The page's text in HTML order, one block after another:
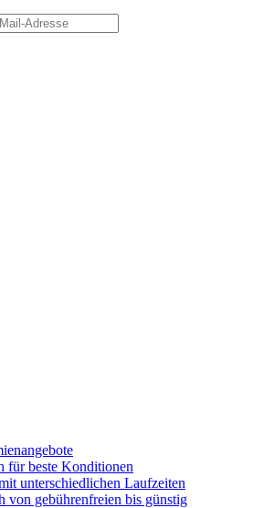
für beste Konditionen
unterschiedlichen Laufzeiten
von gebührenfreien bis günstig